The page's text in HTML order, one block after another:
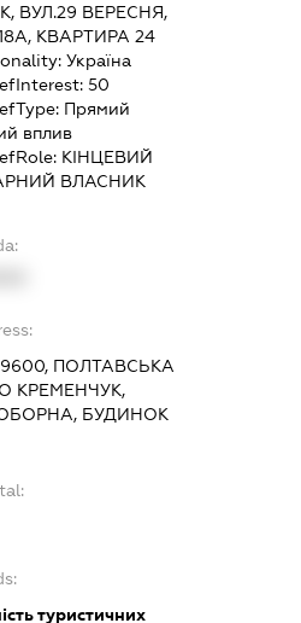
ВУЛ.29 ВЕРЕСНЯ,
КВАРТИРА 24
Україна
50
Прямий
вплив
КІНЦЕВИЙ
ВЛАСНИК
ПОЛТАВСЬКА
КРЕМЕНЧУК,
БУДИНОК
туристичних